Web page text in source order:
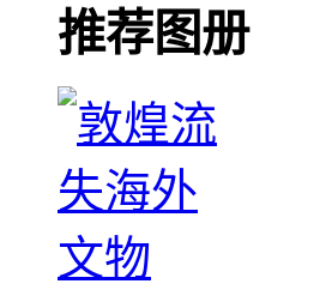
推荐图册